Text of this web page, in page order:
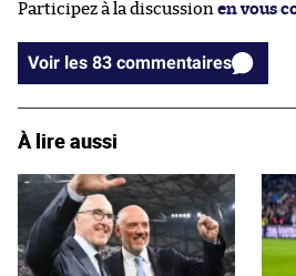
Participez à la discussion en vous
Voir les 83 commentaires
À lire aussi